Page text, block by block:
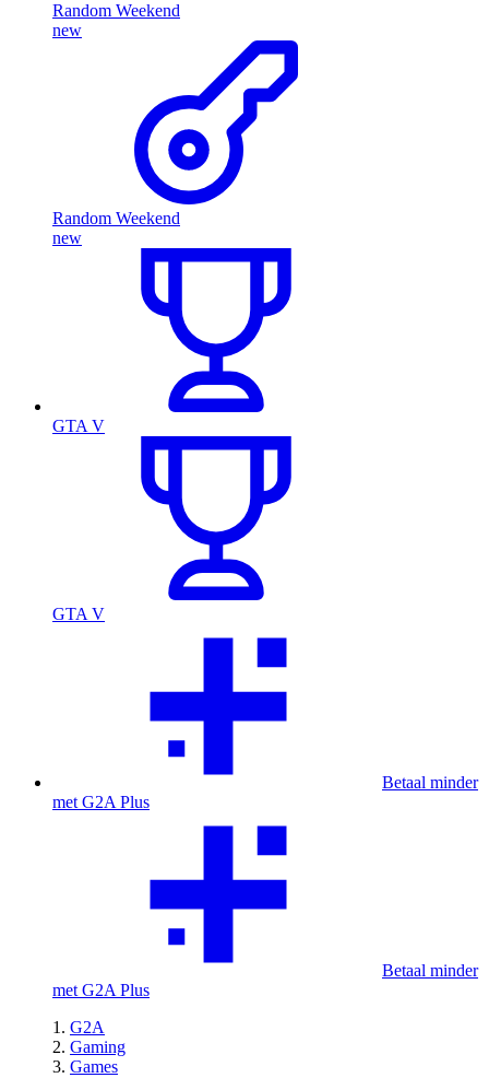
Random Weekend
new
Random Weekend
new
GTA V
GTA V
Betaal minder
met G2A Plus
Betaal minder
met G2A Plus
G2A
Gaming
Games